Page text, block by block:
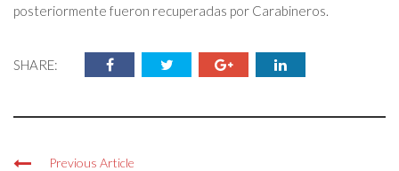
posteriormente fueron recuperadas por Carabineros.
SHARE:
Previous Article